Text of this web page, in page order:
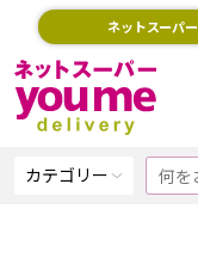
ネットスーパー
カテゴリー